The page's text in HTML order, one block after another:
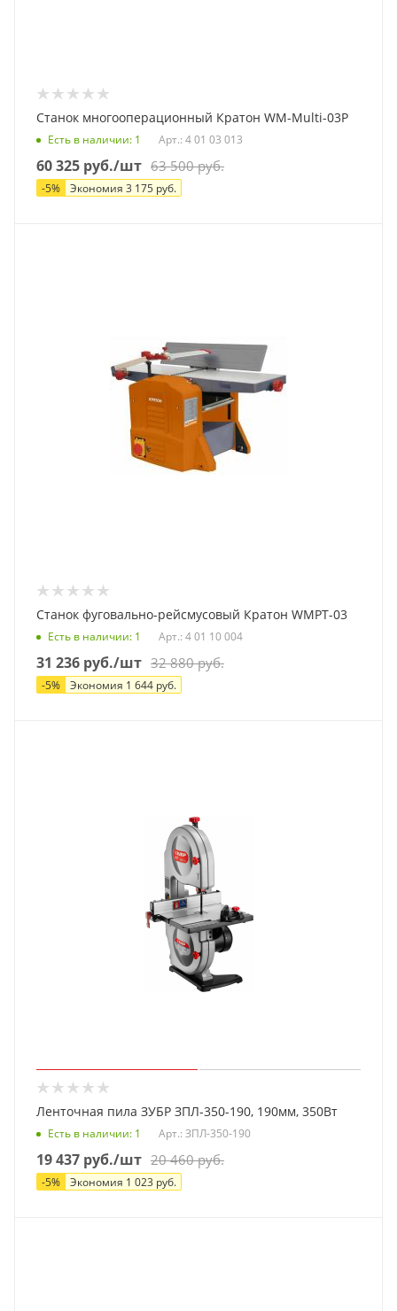
Станок многооперационный Кратон WM-Multi-03Р
Есть в наличии: 1 Арт.: 4 01 03 013
60 325 руб./шт 63 500руб.
-5% Экономия 3 175 руб.
Станок фуговально-рейсмусовый Кратон WMPT-03
Есть в наличии: 1 Арт.: 4 01 10 004
31 236 руб./шт 32 880руб.
-5% Экономия 1 644 руб.
Ленточная пила ЗУБР ЗПЛ-350-190, 190мм, 350Вт
Есть в наличии: 1 Арт.: ЗПЛ-350-190
19 437 руб./шт 20 460руб.
-5% Экономия 1 023 руб.